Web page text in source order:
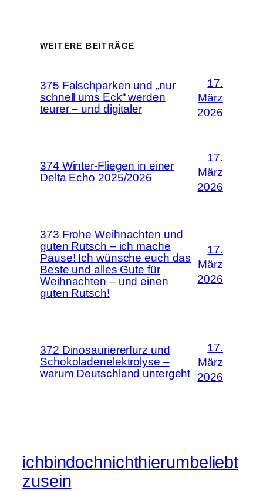
WEITERE BEITRÄGE
375 Falschparken und „nur
schnell ums Eck“ werden
teurer – und digitaler
17.
März
2026
374 Winter-Fliegen in einer
Delta Echo 2025/2026
17.
März
2026
373 Frohe Weihnachten und
guten Rutsch – ich mache
Pause! Ich wünsche euch das
Beste und alles Gute für
Weihnachten – und einen
guten Rutsch!
17.
März
2026
372 Dinosauriererfurz und
Schokoladenelektrolyse –
warum Deutschland untergeht
17.
März
2026
ichbindochnichthierumbeliebt
zusein